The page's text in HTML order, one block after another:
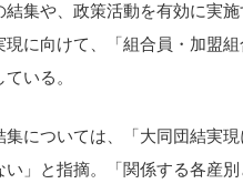
結集や、政策活動を有効に実
に向けて、「組合員・加盟
いる。
については、「大同団結実
」と指摘。「関係する各産